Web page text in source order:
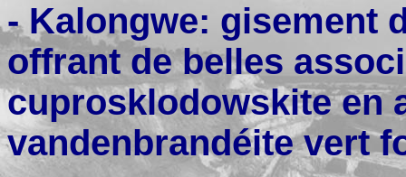
- Kalongwe: gisement
offrant de belles
cuprosklodowskite en
vandenbrandéite vert